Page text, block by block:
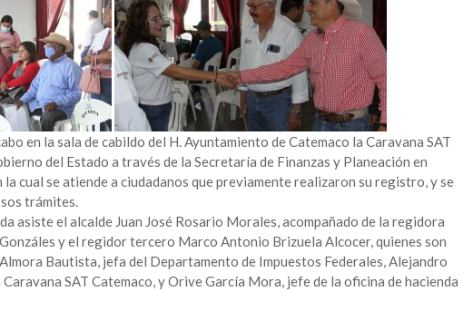
en la sala de cabildo del H. Ayuntamiento de Catemaco la Caravana SAT
del Estado a través de la Secretaría de Finanzas y Planeación en
la cual se atiende a ciudadanos que previamente realizaron su registro, y se
trámites.
asiste el alcalde Juan José Rosario Morales, acompañado de la regidora
y el regidor tercero Marco Antonio Brizuela Alcocer, quienes son
Bautista, jefa del Departamento de Impuestos Federales, Alejandro
SAT Catemaco, y Orive García Mora, jefe de la oficina de hacienda